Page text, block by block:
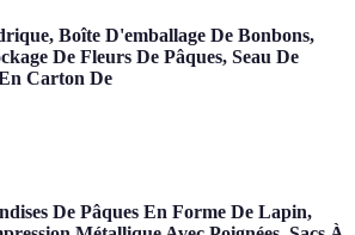
Boîte D'emballage De Bonbons,
De Fleurs De Pâques, Seau De
Carton De
De Pâques En Forme De Lapin,